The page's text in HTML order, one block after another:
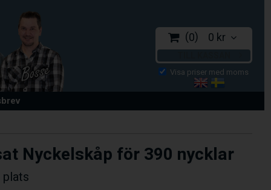
0 0 kr
Nyckelskåp för 390 nycklar
plats